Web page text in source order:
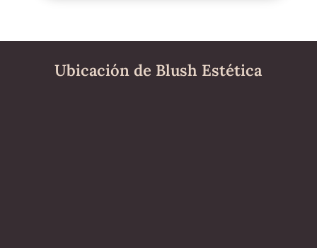
Ubicación de Blush Estética